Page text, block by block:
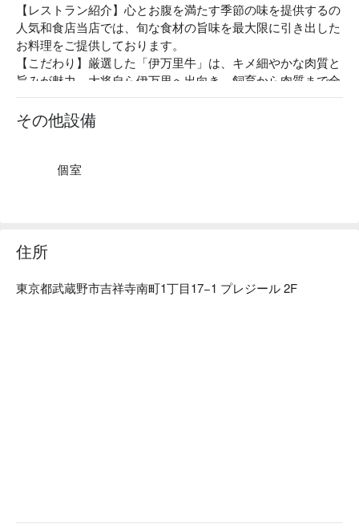
【レストラン紹介】心とお腹を満たす季節の味を提供するの
人気和食店当店では、旬な食材の旨味を最大限に引き出した
お料理をご提供しております。
【こだわり】厳選した「伊万里牛」は、キメ細やかな肉質と
旨みが魅力。大将自ら伊万里へ出向き、飼育から肉質まで全
てに納得のいく「伊万里牛」を厳選しております。細かいサ
シの入った肉質はとろけてしまうほどにやわらかく、さっぱ
りとした脂の甘みが口いっぱいに広がります。鮮魚・活魚は
かな目利きで仕入れた魚を使っています。新鮮ならではの脂
しみいただけます。
その他設備
個室
住所
東京都武蔵野市吉祥寺南町1丁目17−1 プレジール 2F